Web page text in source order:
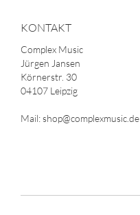
KONTAKT
Complex Music
Jürgen Jansen
Körnerstr. 30
04107 Leipzig
Mail: shop@complexmusic.de